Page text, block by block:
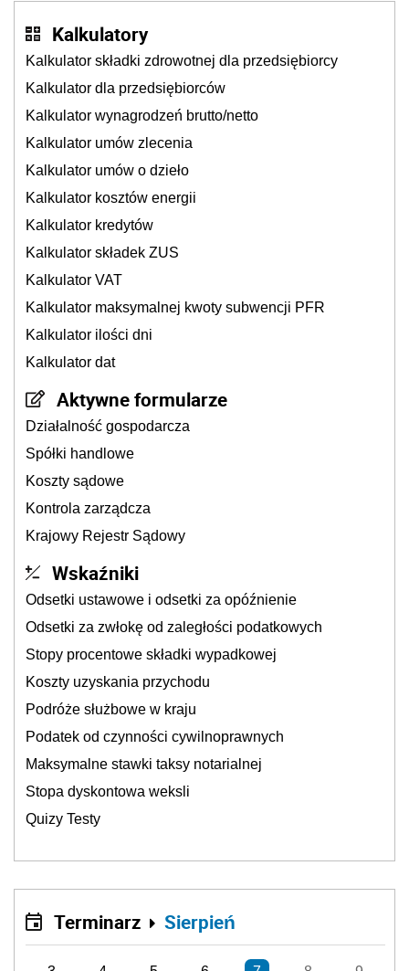
Kalkulatory
Kalkulator składki zdrowotnej dla przedsiębiorcy
Kalkulator dla przedsiębiorców
Kalkulator wynagrodzeń brutto/netto
Kalkulator umów zlecenia
Kalkulator umów o dzieło
Kalkulator kosztów energii
Kalkulator kredytów
Kalkulator składek ZUS
Kalkulator VAT
Kalkulator maksymalnej kwoty subwencji PFR
Kalkulator ilości dni
Kalkulator dat
Aktywne formularze
Działalność gospodarcza
Spółki handlowe
Koszty sądowe
Kontrola zarządcza
Krajowy Rejestr Sądowy
Wskaźniki
Odsetki ustawowe i odsetki za opóźnienie
Odsetki za zwłokę od zaległości podatkowych
Stopy procentowe składki wypadkowej
Koszty uzyskania przychodu
Podróże służbowe w kraju
Podatek od czynności cywilnoprawnych
Maksymalne stawki taksy notarialnej
Stopa dyskontowa weksli
Quizy Testy
Terminarz Sierpień